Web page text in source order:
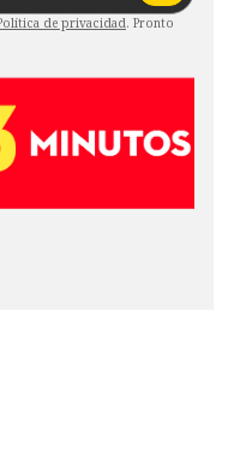
de privacidad. Pronto